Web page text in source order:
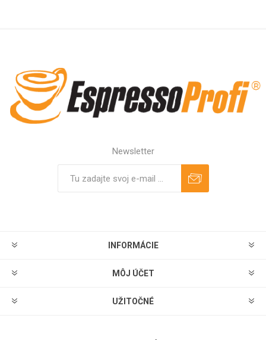
Newsletter
INFORMÁCIE
MÔJ ÚČET
UŽITOČNÉ